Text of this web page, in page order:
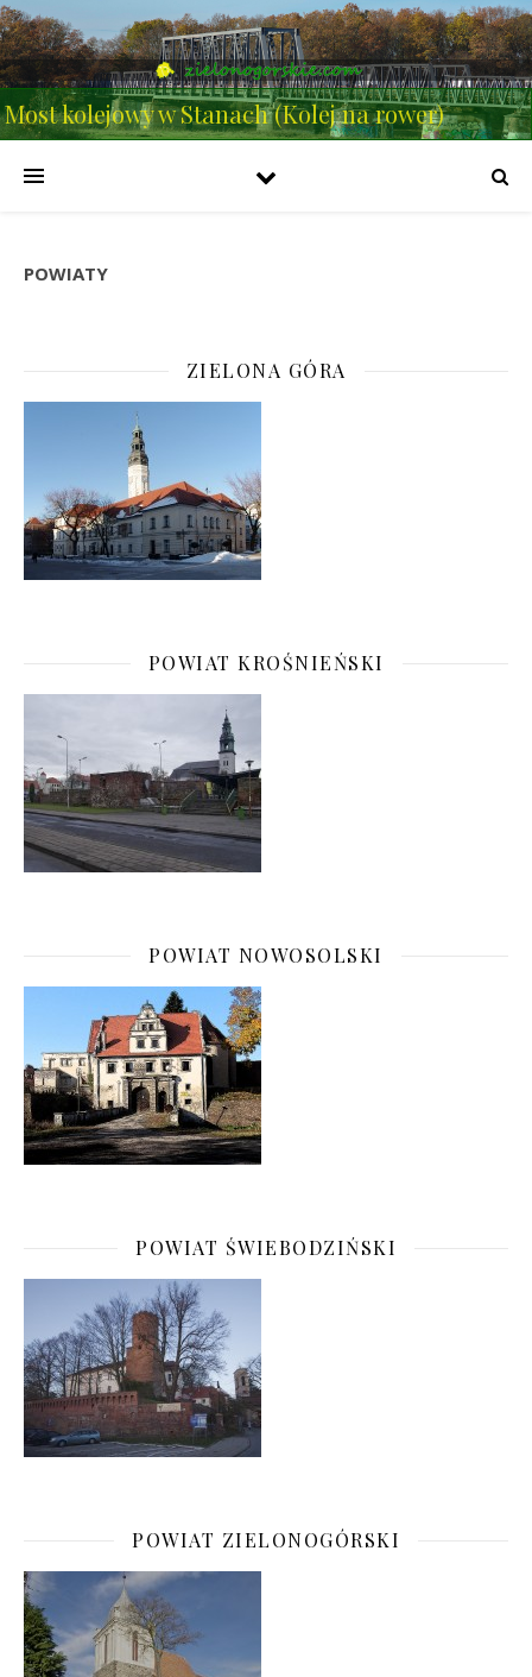
Most kolejowy w Stanach (Kolej na rower)
POWIATY
ZIELONA GÓRA
POWIAT KROŚNIEŃSKI
POWIAT NOWOSOLSKI
POWIAT ŚWIEBODZIŃSKI
POWIAT ZIELONOGÓRSKI